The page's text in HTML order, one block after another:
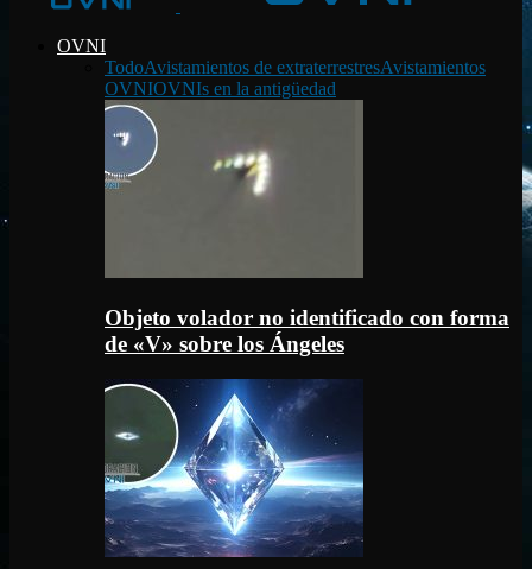
OVNI
TodoAvistamientos de extraterrestresAvistamientos
OVNIOVNIs en la antigüedad
Objeto volador no identificado con forma
de «V» sobre los Ángeles